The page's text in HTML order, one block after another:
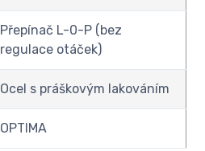
Přepínač L-0-P (bez
regulace otáček)
Ocel s práškovým lakováním
OPTIMA